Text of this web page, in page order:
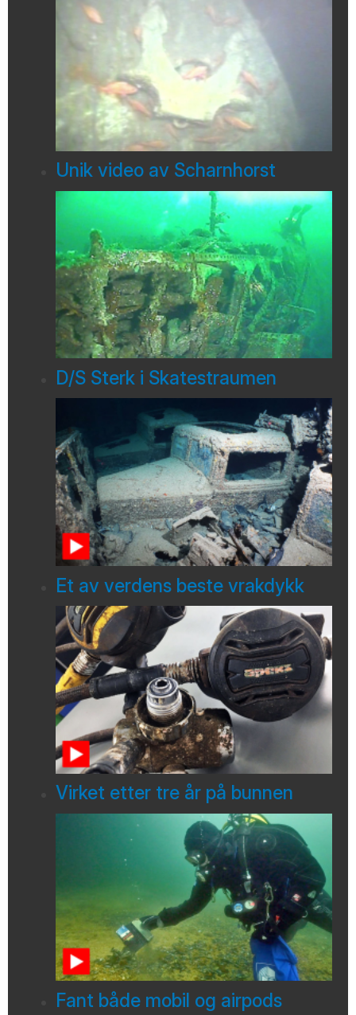
Unik video av Scharnhorst
D/S Sterk i Skatestraumen
Et av verdens beste vrakdykk
Virket etter tre år på bunnen
Fant både mobil og airpods